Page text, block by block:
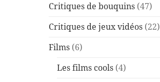
Critiques de bouquins (47)
Critiques de jeux vidéos (22)
Films (6)
Les films cools (4)